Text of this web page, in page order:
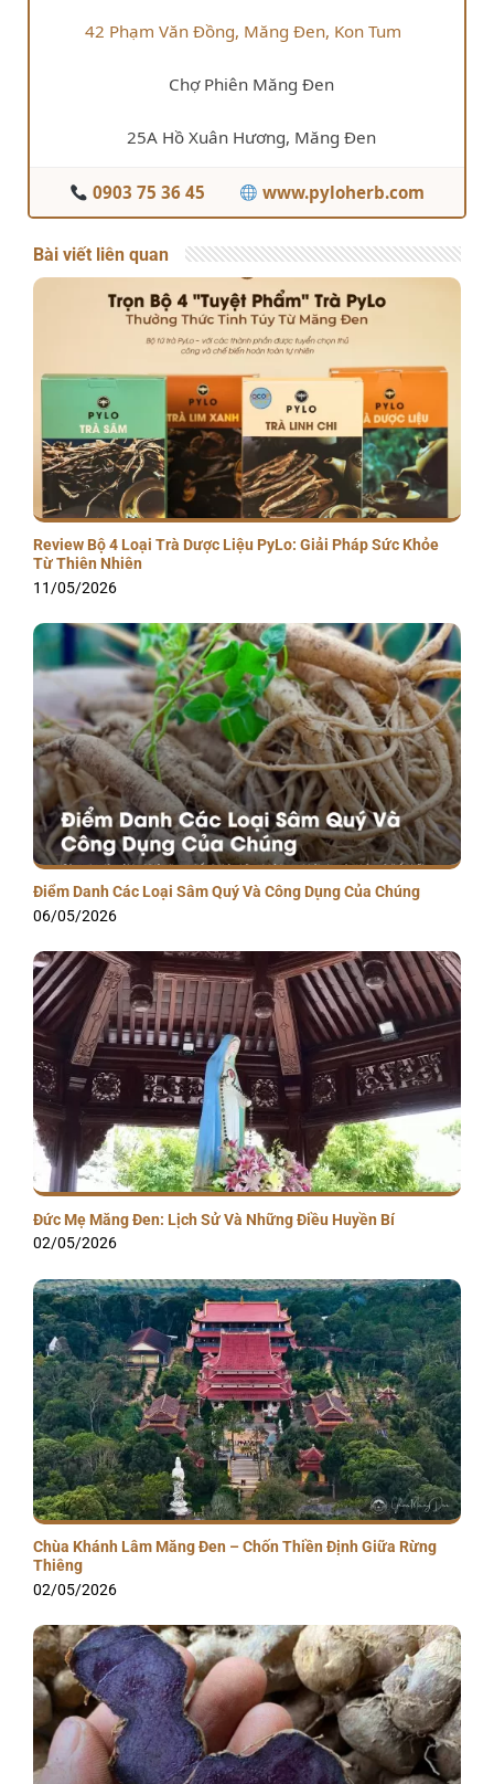
42 Phạm Văn Đồng, Măng Đen, Kon Tum
Chợ Phiên Măng Đen
25A Hồ Xuân Hương, Măng Đen
0903 75 36 45 www.pyloherb.com
Bài viết liên quan
Review Bộ 4 Loại Trà Dược Liệu PyLo: Giải Pháp Sức Khỏe
Từ Thiên Nhiên
11/05/2026
Điểm Danh Các Loại Sâm Quý Và Công Dụng Của Chúng
06/05/2026
Đức Mẹ Măng Đen: Lịch Sử Và Những Điều Huyền Bí
02/05/2026
Chùa Khánh Lâm Măng Đen – Chốn Thiền Định Giữa Rừng
Thiêng
02/05/2026